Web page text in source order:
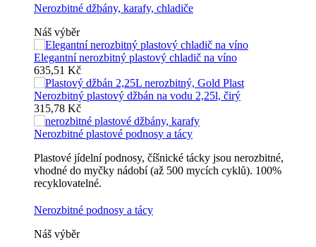
Nerozbitné džbány, karafy, chladiče
Náš výběr
Elegantní nerozbitný plastový chladič na víno
635,51 Kč
Nerozbitný plastový džbán na vodu 2,25l, čirý
315,78 Kč
Nerozbitné plastové podnosy a tácy
Plastové jídelní podnosy, číšnické tácky jsou nerozbitné,
vhodné do myčky nádobí (až 500 mycích cyklů). 100%
recyklovatelné.
Nerozbitné podnosy a tácy
Náš výběr